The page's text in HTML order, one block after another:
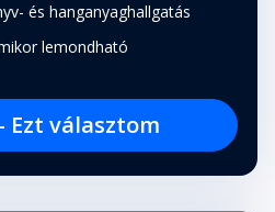
és hanganyaghallgatás
lemondható
Ezt választom